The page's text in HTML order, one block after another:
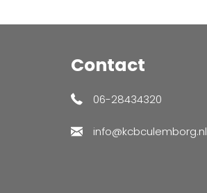
Contact
06-28434320
info@kcbculemborg.nl